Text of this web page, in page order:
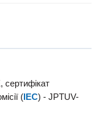
сертифікат
( IEC) - JPTUV-